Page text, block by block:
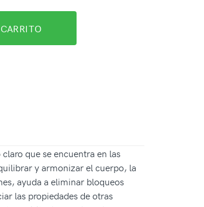
que se encuentra en las
y armonizar el cuerpo, la
ayuda a eliminar bloqueos
las propiedades de otras